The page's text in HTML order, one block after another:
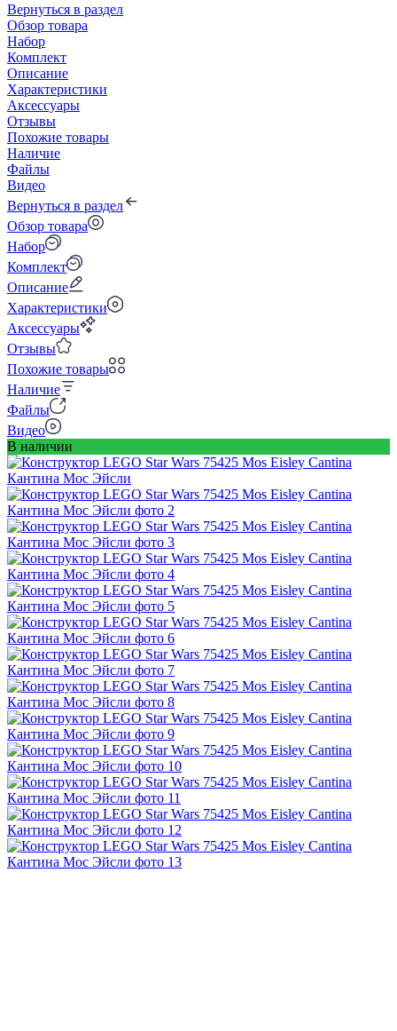
Вернуться в раздел
Обзор товара
Набор
Комплект
Описание
Характеристики
Аксессуары
Отзывы
Похожие товары
Наличие
Файлы
Видео
Вернуться в раздел
Обзор товара
Набор
Комплект
Описание
Характеристики
Аксессуары
Отзывы
Похожие товары
Наличие
Файлы
Видео
В наличии